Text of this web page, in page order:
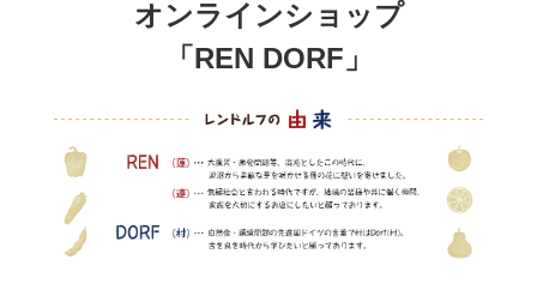
オンラインショップ
「REN DORF」